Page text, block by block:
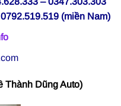
(miền Nam)
Thành Dũng Auto)